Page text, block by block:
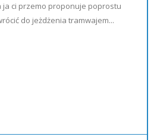
ja ci przemo proponuje poprostu
do jeżdżenia tramwajem...